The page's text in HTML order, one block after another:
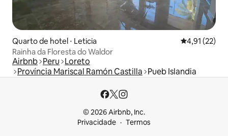
Quarto de hotel ⋅ Leticia 4,91 de uma
4,91 (22)
Rainha da Floresta do Waldor
Airbnb Peru Loreto
Província Mariscal Ramón Castilla Pueb Islandia
© 2026 Airbnb, Inc.
Privacidade
Termos